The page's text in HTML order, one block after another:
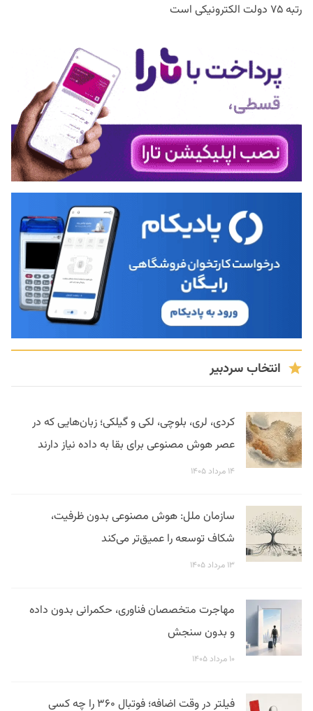
رتبه ۷۵ دولت الکترونیکی است
انتخاب سردبیر
کردی، لری، بلوچی، لکی و گیلکی؛ زبان‌هایی که در
عصر هوش مصنوعی برای بقا به داده نیاز دارند
۱۴ مرداد ۱۴۰۵
سازمان ملل: هوش مصنوعی بدون ظرفیت،
شکاف توسعه را عمیق‌تر می‌کند
۱۳ مرداد ۱۴۰۵
مهاجرت متخصصان فناوری، حکمرانی بدون داده
و بدون سنجش
۱۰ مرداد ۱۴۰۵
فیلتر در وقت اضافه؛ فوتبال ۳۶۰ را چه کسی